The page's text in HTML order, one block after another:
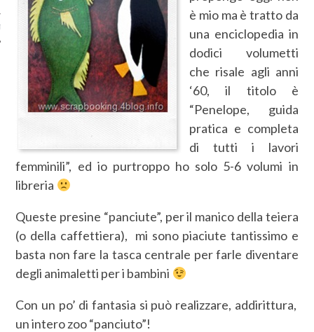
DI ACCESSO AI DATI
è mio ma è tratto da
una enciclopedia in
dodici volumetti
che risale agli anni
‘60, il titolo è
“Penelope, guida
pratica e completa
di tutti i lavori
femminili”, ed io purtroppo ho solo 5-6 volumi in
libreria
Queste presine “panciute”, per il manico della teiera
(o della caffettiera), mi sono piaciute tantissimo e
basta non fare la tasca centrale per farle diventare
degli animaletti per i bambini
Con un po’ di fantasia si può realizzare, addirittura,
un intero zoo “panciuto”!